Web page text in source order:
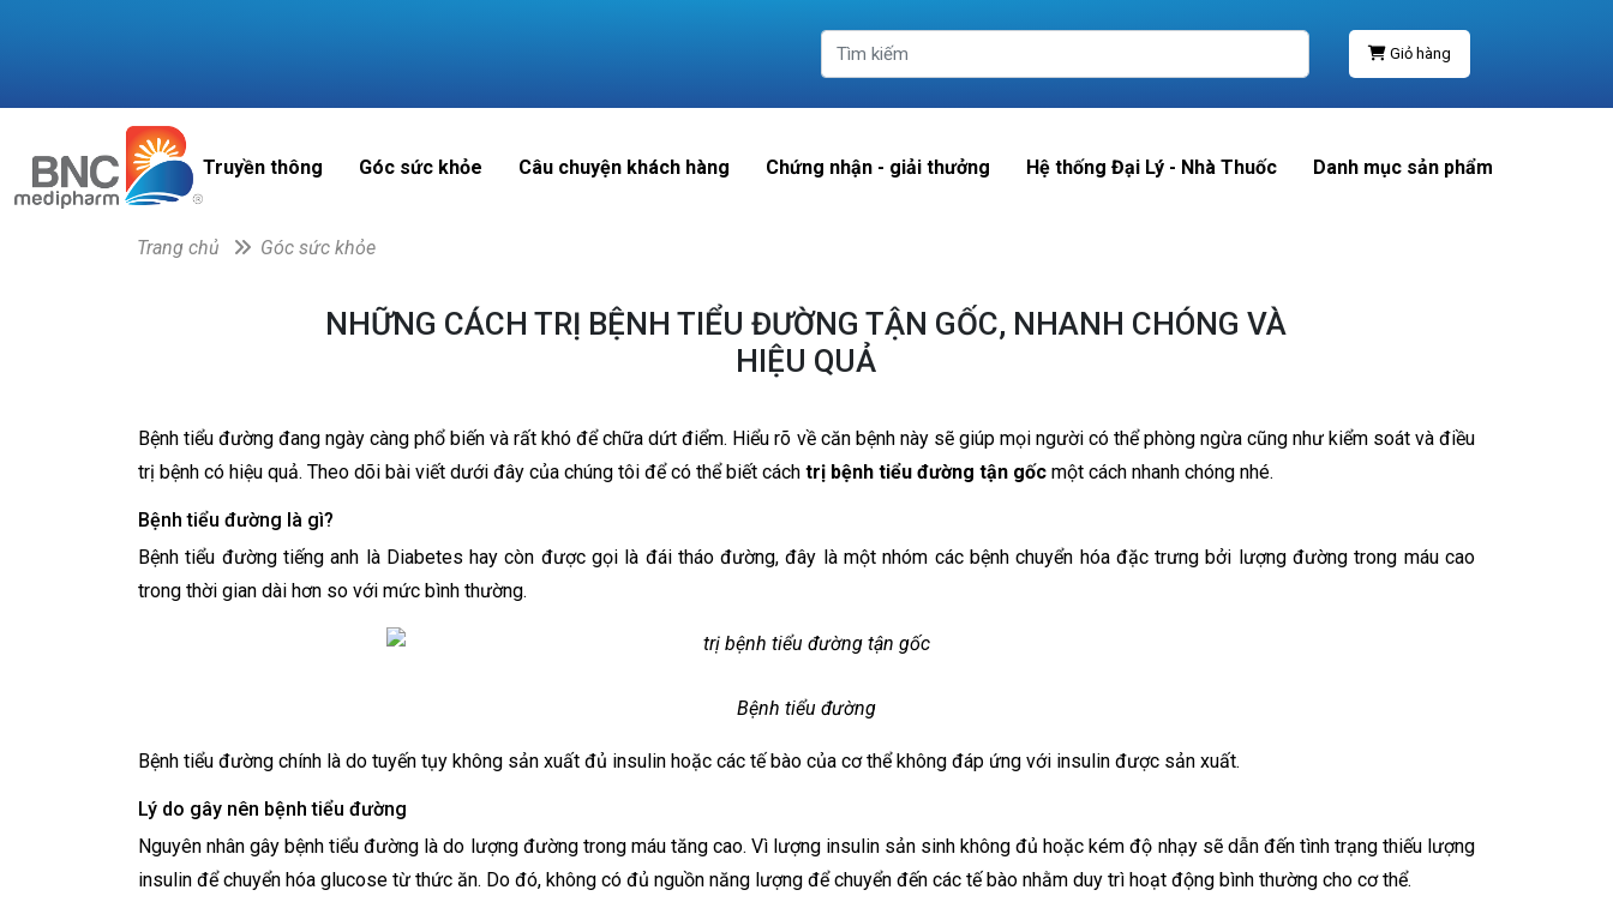
Giỏ hàng
Truyền thông Góc sức khỏe Câu chuyện khách hàng Chứng nhận - giải thưởng Hệ thống Đại Lý - Nhà Thuốc Danh mục sản phẩm
Trang chủ Góc sức khỏe
NHỮNG CÁCH TRỊ BỆNH TIỂU ĐƯỜNG TẬN GỐC, NHANH CHÓNG VÀ
HIỆU QUẢ
Bệnh tiểu đường đang ngày càng phổ biến và rất khó để chữa dứt điểm. Hiểu rõ về căn bệnh này sẽ giúp mọi người có thể phòng ngừa cũng như kiểm soát và điều
trị bệnh có hiệu quả. Theo dõi bài viết dưới đây của chúng tôi để có thể biết cách trị bệnh tiểu đường tận gốc một cách nhanh chóng nhé.
Bệnh tiểu đường là gì?
Bệnh tiểu đường tiếng anh là Diabetes hay còn được gọi là đái tháo đường, đây là một nhóm các bệnh chuyển hóa đặc trưng bởi lượng đường trong máu cao
trong thời gian dài hơn so với mức bình thường.
Bệnh tiểu đường
Bệnh tiểu đường chính là do tuyến tụy không sản xuất đủ insulin hoặc các tế bào của cơ thể không đáp ứng với insulin được sản xuất.
Lý do gây nên bệnh tiểu đường
Nguyên nhân gây bệnh tiểu đường là do lượng đường trong máu tăng cao. Vì lượng insulin sản sinh không đủ hoặc kém độ nhạy sẽ dẫn đến tình trạng thiếu lượng
insulin để chuyển hóa glucose từ thức ăn. Do đó, không có đủ nguồn năng lượng để chuyển đến các tế bào nhằm duy trì hoạt động bình thường cho cơ thể.